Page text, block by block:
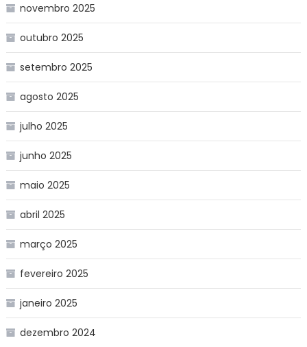
novembro 2025
outubro 2025
setembro 2025
agosto 2025
julho 2025
junho 2025
maio 2025
abril 2025
março 2025
fevereiro 2025
janeiro 2025
dezembro 2024